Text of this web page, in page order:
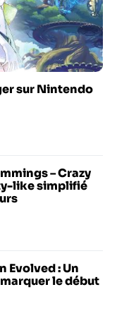
sur Nintendo
– Crazy
like simplifié
Evolved : Un
le début